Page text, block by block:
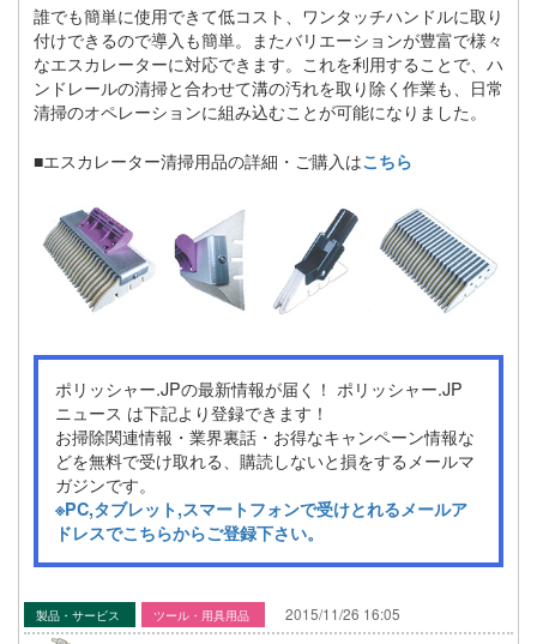
誰でも簡単に使用できて低コスト、ワンタッチハンドルに取り
付けできるので導入も簡単。またバリエーションが豊富で様々
なエスカレーターに対応できます。これを利用することで、ハ
ンドレールの清掃と合わせて溝の汚れを取り除く作業も、日常
清掃のオペレーションに組み込むことが可能になりました。
■エスカレーター清掃用品の詳細・ご購入はこちら
ポリッシャー.JPの最新情報が届く！ ポリッシャー.JP
ニュース は下記より登録できます！
お掃除関連情報・業界裏話・お得なキャンペーン情報な
どを無料で受け取れる、購読しないと損をするメールマ
ガジンです。
※PC,タブレット,スマートフォンで受けとれるメールア
ドレスでこちらからご登録下さい。
製品・サービス ツール・用具用品 2015/11/26 16:05